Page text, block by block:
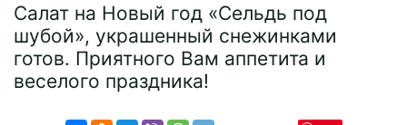
Салат на Новый год «Сельдь под
шубой», украшенный снежинками
готов. Приятного Вам аппетита и
веселого праздника!